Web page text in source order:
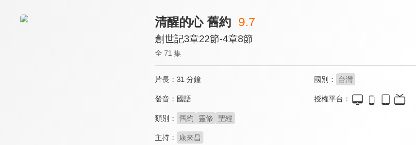
清醒的心 舊約 9.7
創世記3章22節-4章8節
全 71 集
片長： 31 分鐘 國別： 台灣
發音： 國語 授權平台：
類別： 舊約 靈修 聖經
主持： 康來昌